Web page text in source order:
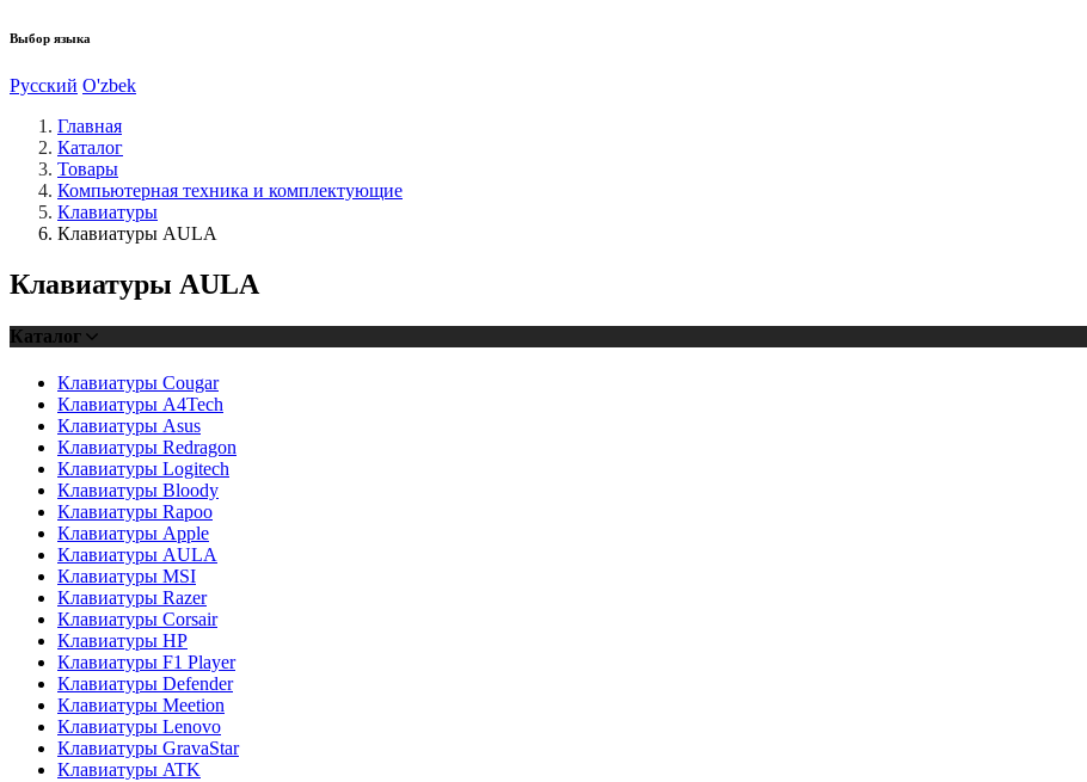
Выбор языка
Русский O'zbek
Главная
Каталог
Товары
Компьютерная техника и комплектующие
Клавиатуры
Клавиатуры AULA
Клавиатуры AULA
Каталог
Клавиатуры Cougar
Клавиатуры A4Tech
Клавиатуры Asus
Клавиатуры Redragon
Клавиатуры Logitech
Клавиатуры Bloody
Клавиатуры Rapoo
Клавиатуры Apple
Клавиатуры AULA
Клавиатуры MSI
Клавиатуры Razer
Клавиатуры Corsair
Клавиатуры HP
Клавиатуры F1 Player
Клавиатуры Defender
Клавиатуры Meetion
Клавиатуры Lenovo
Клавиатуры GravaStar
Клавиатуры ATK